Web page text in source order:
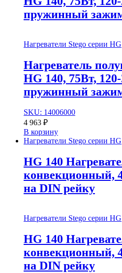
пружинный
Нагреватели Stego серии HG
Нагреватель
HG 140, 75Вт,
пружинный
SKU: 14006000
4 963 ₽
В корзину
Нагреватели Stego серии HG
HG 140
конвекционный,
на DIN рейку
Нагреватели Stego серии HG
HG 140
конвекционный,
на DIN рейку